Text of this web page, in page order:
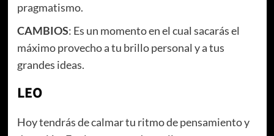
pragmatismo.
CAMBIOS: Es un momento en el cual sacarás el
máximo provecho a tu brillo personal y a tus
grandes ideas.
LEO
Hoy tendrás de calmar tu ritmo de pensamiento y